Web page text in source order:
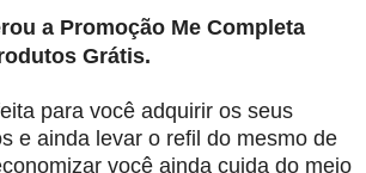
a Promoção Me Completa
Grátis.
para você adquirir os seus
e ainda levar o refil do mesmo de
você ainda cuida do meio